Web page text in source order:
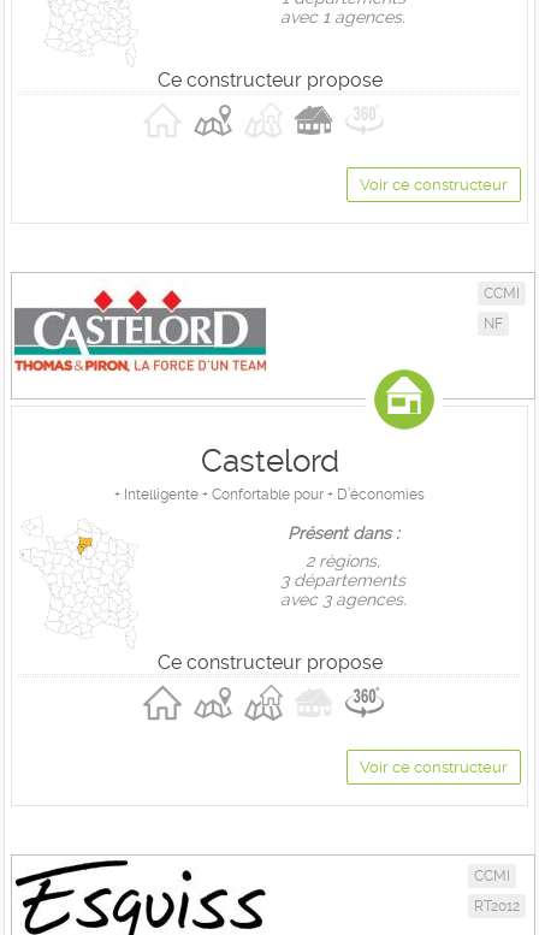
avec 1 agences.
Ce constructeur propose
Voir ce constructeur
CCMI
NF
Castelord
+ Intelligente + Confortable pour + D’économies
Présent dans :
2 règions,
3 départements
avec 3 agences.
Ce constructeur propose
Voir ce constructeur
CCMI
RT2012